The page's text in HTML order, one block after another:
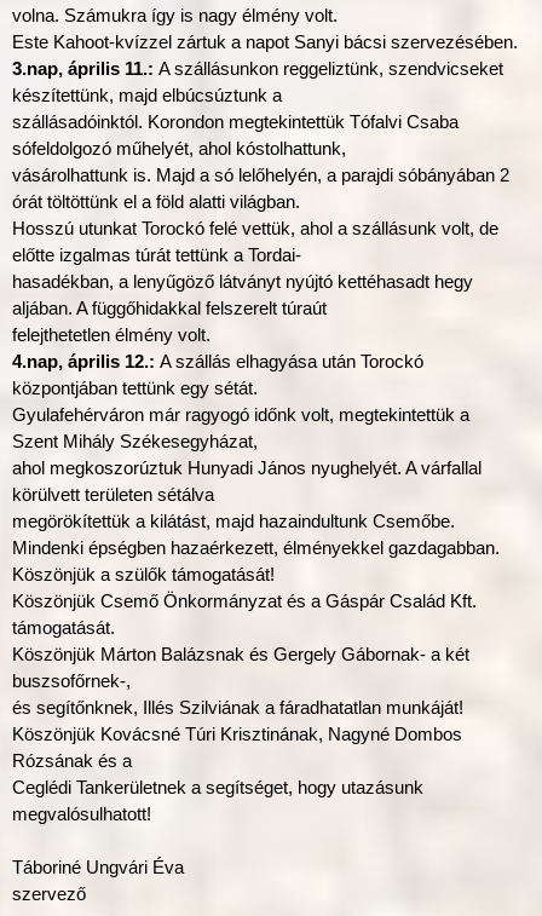
volna. Számukra így is nagy élmény volt.
Este Kahoot-kvízzel zártuk a napot Sanyi bácsi szervezésében.
3.nap, április 11.: A szállásunkon reggeliztünk, szendvicseket
készítettünk, majd elbúcsúztunk a
szállásadóinktól. Korondon megtekintettük Tófalvi Csaba
sófeldolgozó műhelyét, ahol kóstolhattunk,
vásárolhattunk is. Majd a só lelőhelyén, a parajdi sóbányában 2
órát töltöttünk el a föld alatti világban.
Hosszú utunkat Torockó felé vettük, ahol a szállásunk volt, de
előtte izgalmas túrát tettünk a Tordai-
hasadékban, a lenyűgöző látványt nyújtó kettéhasadt hegy
aljában. A függőhidakkal felszerelt túraút
felejthetetlen élmény volt.
4.nap, április 12.: A szállás elhagyása után Torockó
központjában tettünk egy sétát.
Gyulafehérváron már ragyogó időnk volt, megtekintettük a
Szent Mihály Székesegyházat,
ahol megkoszorúztuk Hunyadi János nyughelyét. A várfallal
körülvett területen sétálva
megörökítettük a kilátást, majd hazaindultunk Csemőbe.
Mindenki épségben hazaérkezett, élményekkel gazdagabban.
Köszönjük a szülők támogatását!
Köszönjük Csemő Önkormányzat és a Gáspár Család Kft.
támogatását.
Köszönjük Márton Balázsnak és Gergely Gábornak- a két
buszsofőrnek-,
és segítőnknek, Illés Szilviának a fáradhatatlan munkáját!
Köszönjük Kovácsné Túri Krisztinának, Nagyné Dombos
Rózsának és a
Ceglédi Tankerületnek a segítséget, hogy utazásunk
megvalósulhatott!
Táboriné Ungvári Éva
szervező